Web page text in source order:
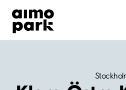
Hitta parkering
Samarbete
Kundservice